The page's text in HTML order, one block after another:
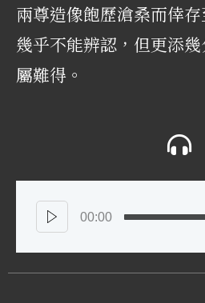
兩尊造像飽歷滄桑而倖
幾乎不能辨認，但更添
屬難得。
00:00